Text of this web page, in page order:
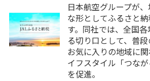
日本航空グループが
な形としてふるさと
す。同社では、全国
る切り口として、普
お気に入りの地域に
イフスタイル「つなが
を促進。